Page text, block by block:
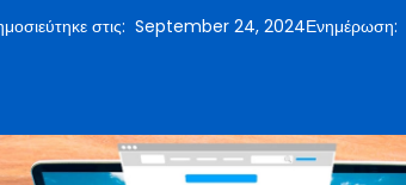
στις: September 24, 2024Ενημέρωση: